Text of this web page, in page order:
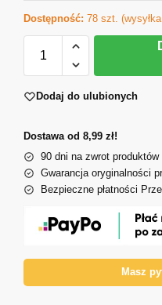
Dostępność: 78 szt.
Dodaj do ulubionych
Dostawa od 8,99 zł!
90 dni na zwrot produktów
Gwarancja oryginalności
Bezpieczne płatności
Masz